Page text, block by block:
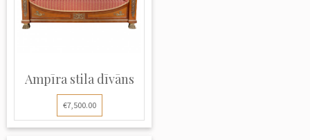
Ampīra stila dīvāns
€7,500.00